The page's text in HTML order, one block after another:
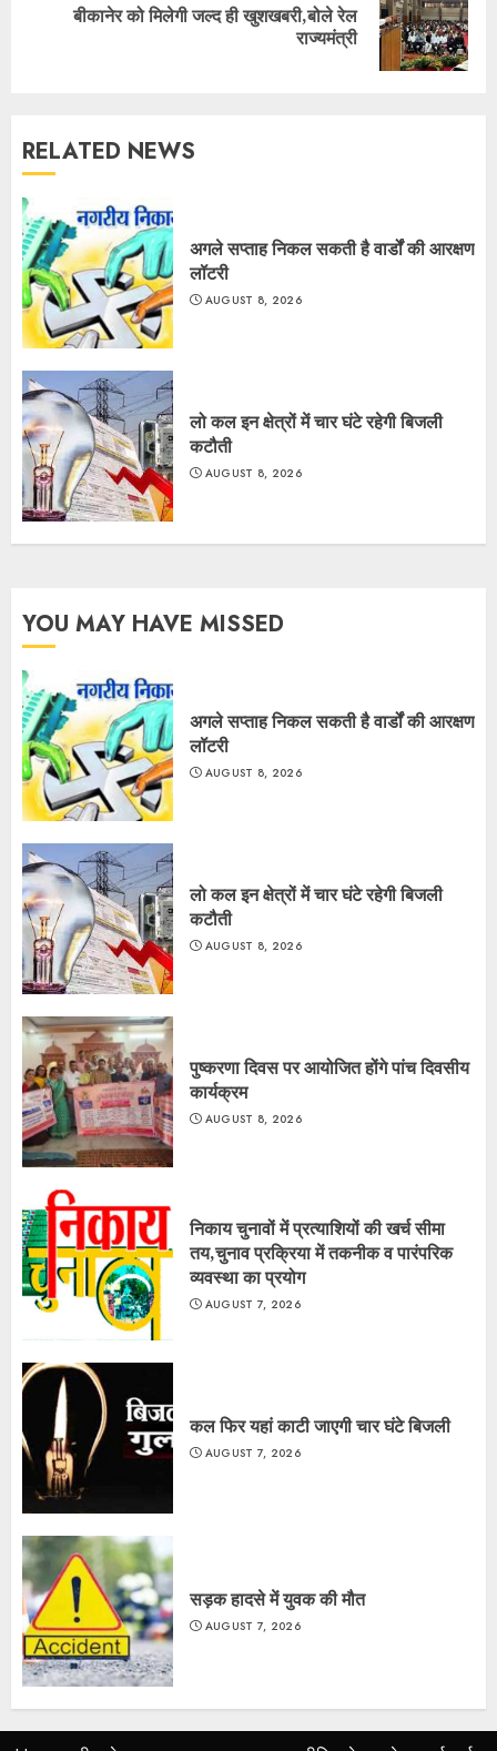
Nextबीकानेर को मिलेगी जल्द ही खुशखबरी,बोले रेल
राज्यमंत्री
RELATED NEWS
अगले सप्ताह निकल सकती है वार्डों की आरक्षण
लॉटरी
AUGUST 8, 2026
लो कल इन क्षेत्रों में चार घंटे रहेगी बिजली
कटौती
AUGUST 8, 2026
YOU MAY HAVE MISSED
अगले सप्ताह निकल सकती है वार्डों की आरक्षण
लॉटरी
AUGUST 8, 2026
लो कल इन क्षेत्रों में चार घंटे रहेगी बिजली
कटौती
AUGUST 8, 2026
पुष्करणा दिवस पर आयोजित होंगे पांच दिवसीय
कार्यक्रम
AUGUST 8, 2026
निकाय चुनावों में प्रत्याशियों की खर्च सीमा
तय,चुनाव प्रक्रिया में तकनीक व पारंपरिक
व्यवस्था का प्रयोग
AUGUST 7, 2026
कल फिर यहां काटी जाएगी चार घंटे बिजली
AUGUST 7, 2026
सड़क हादसे में युवक की मौत
AUGUST 7, 2026